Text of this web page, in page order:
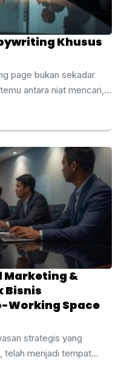
Khusus
page bukan sekadar
antara niat mencari,
sales. Ini
dengan penetrasi 80,5
of REALTORS
rumah melalui
datang ke marketing
menilai proyek Anda
cara Anda ...
Marketing &
Bisnis
Working Space
strategis yang
telah menjadi tempat
termasuk sektor